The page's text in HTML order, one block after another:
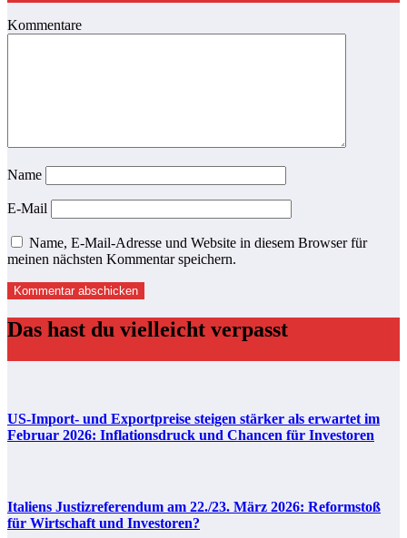
Kommentare
Name
E-Mail
Name, E-Mail-Adresse und Website in diesem Browser für
meinen nächsten Kommentar speichern.
Das hast du vielleicht verpasst
US-Import- und Exportpreise steigen stärker als erwartet im
Februar 2026: Inflationsdruck und Chancen für Investoren
Italiens Justizreferendum am 22./23. März 2026: Reformstoß
für Wirtschaft und Investoren?